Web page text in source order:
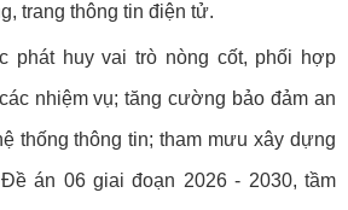
trang thông tin điện tử.
phát huy vai trò nòng cốt, phối hợp
nhiệm vụ; tăng cường bảo đảm an
thống thông tin; tham mưu xây dựng
án 06 giai đoạn 2026 - 2030, tầm